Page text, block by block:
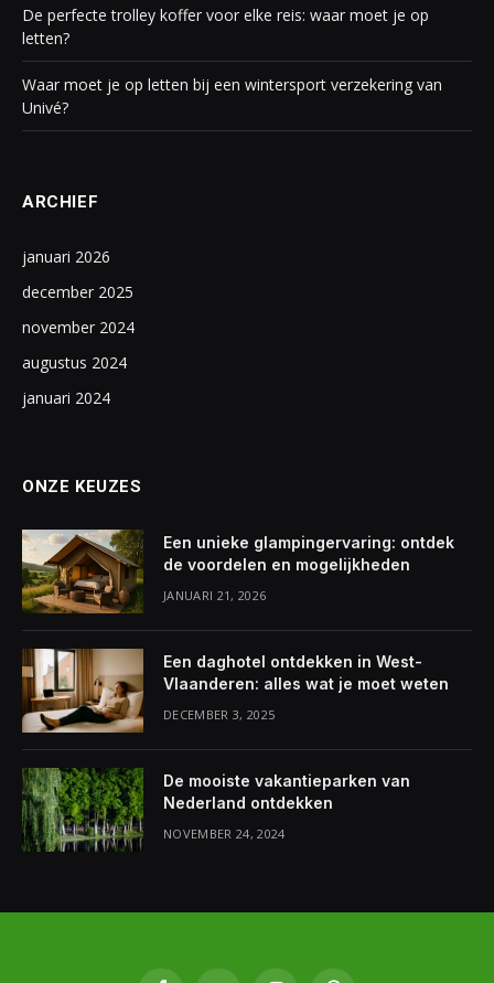
De perfecte trolley koffer voor elke reis: waar moet je op
letten?
Waar moet je op letten bij een wintersport verzekering van
Univé?
ARCHIEF
januari 2026
december 2025
november 2024
augustus 2024
januari 2024
ONZE KEUZES
Een unieke glampingervaring: ontdek
de voordelen en mogelijkheden
JANUARI 21, 2026
Een daghotel ontdekken in West-
Vlaanderen: alles wat je moet weten
DECEMBER 3, 2025
De mooiste vakantieparken van
Nederland ontdekken
NOVEMBER 24, 2024